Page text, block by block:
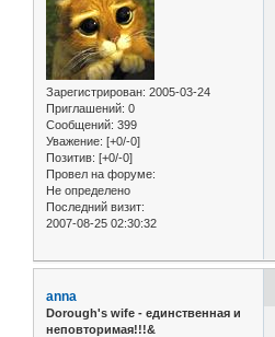
Зарегистрирован: 2005-03-24
Приглашений: 0
Сообщений: 399
Уважение: [+0/-0]
Позитив: [+0/-0]
Провел на форуме:
Не определено
Последний визит:
2007-08-25 02:30:32
anna
Dorough's wife - единственная и
неповторимая!!!&